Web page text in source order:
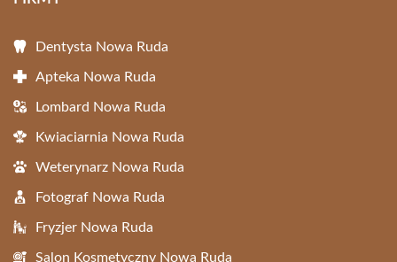
Dentysta Nowa Ruda
Apteka Nowa Ruda
Lombard Nowa Ruda
Kwiaciarnia Nowa Ruda
Weterynarz Nowa Ruda
Fotograf Nowa Ruda
Fryzjer Nowa Ruda
Salon Kosmetyczny Nowa Ruda